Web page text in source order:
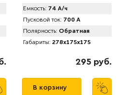
Емкость: 74 А/ч
Пусковой ток: 700 А
Полярность: Обратная
Габариты: 278x175x175
295 руб.
В корзину